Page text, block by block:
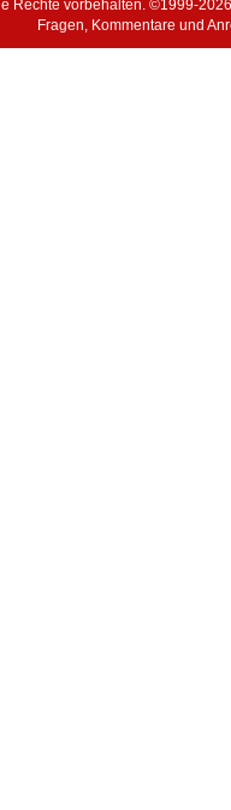
Rechte vorbehalten. ©1999-
Fragen, Kommentare und